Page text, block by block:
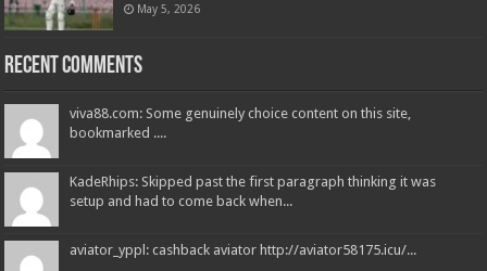
May 5, 2026
Recent Comments
viva88.com: Some genuinely choice content on this site,
bookmarked ....
KadeRhips: Skipped past the first paragraph thinking it was
setup and had to come back when...
aviator_yppl: cashback aviator http://aviator58175.icu/...